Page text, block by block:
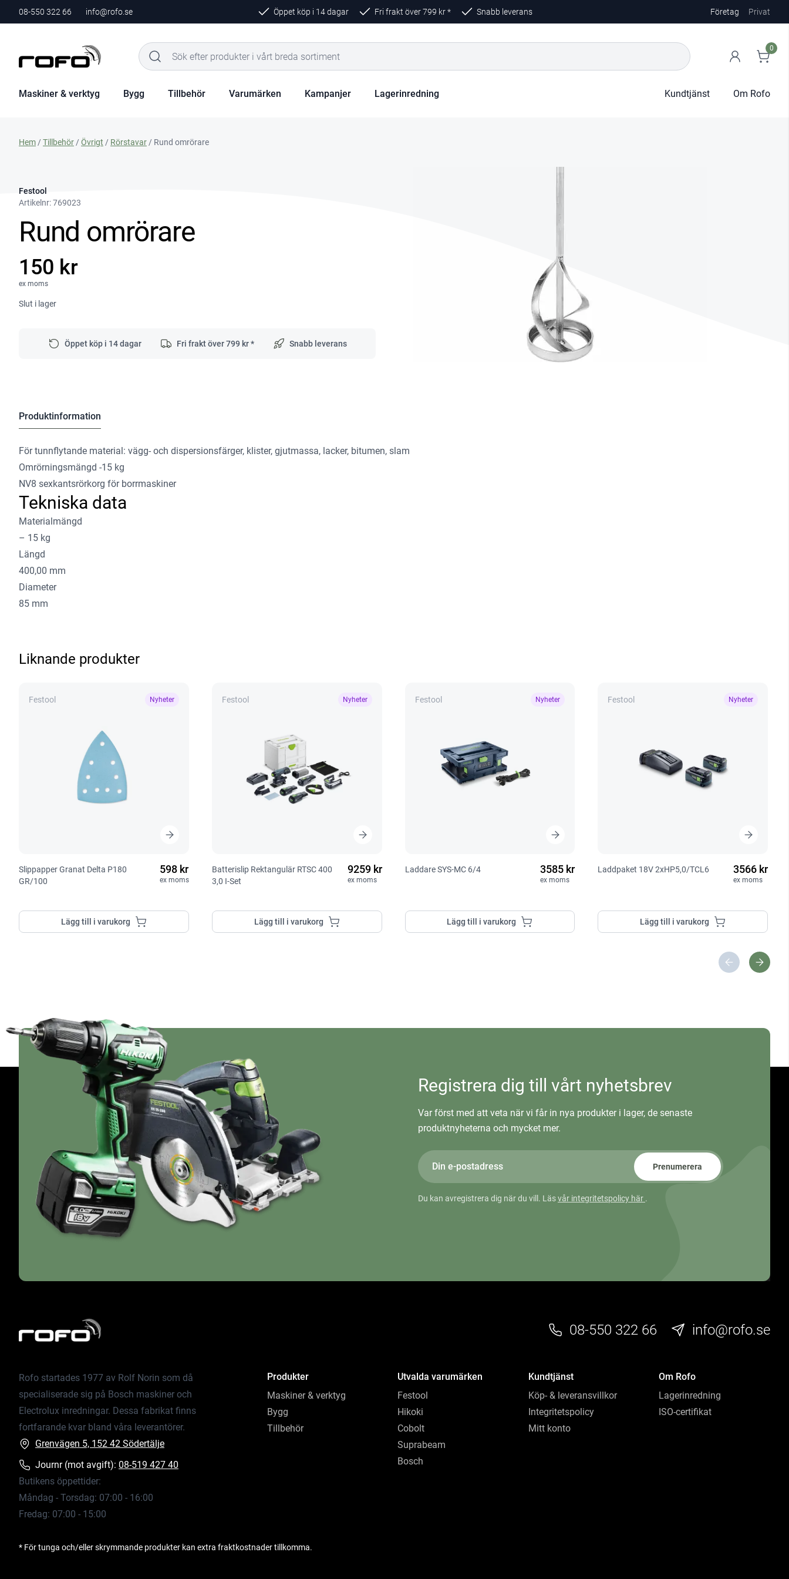
08-550 322 66 info@rofo.se Öppet köp i 14 dagar Fri frakt över799 kr * Snabb leverans Företag Privat
0
Maskiner & verktyg Bygg Tillbehör Varumärken Kampanjer Lagerinredning Kundtjänst Om Rofo
Hem /Tillbehör /Övrigt / Rörstavar / Rund omrörare
Festool
Artikelnr:769023
Rund omrörare
150 kr
ex moms
Slut i lager
Öppet köp i 14 dagar Fri frakt över799 kr * Snabb leverans
Produktinformation
För tunnflytande material: vägg- och dispersionsfärger, klister, gjutmassa, lacker, bitumen, slam
Omrörningsmängd -15 kg
NV8 sexkantsrörkorg för borrmaskiner
Tekniska data
Materialmängd
– 15 kg
Längd
400,00 mm
Diameter
85 mm
Liknande produkter
Festool Nyheter
Slippapper Granat Delta P180
GR/100
598 kr
ex moms
Lägg till i varukorg
Festool Nyheter
Batterislip Rektangulär RTSC 400
3,0 I-Set
9259 kr
ex moms
Lägg till i varukorg
Festool Nyheter
Laddare SYS-MC 6/4 3585 kr
ex moms
Lägg till i varukorg
Festool Nyheter
Laddpaket 18V 2xHP5,0/TCL6 3566 kr
ex moms
Lägg till i varukorg
Registrera dig till vårt nyhetsbrev
Var först med att veta när vi får in nya produkter i lager, de senaste
produktnyheterna och mycket mer.
Prenumerera
Du kan avregistrera dig när du vill. Läsvår integritetspolicy här .
08-550 322 66 info@rofo.se
Rofo startades 1977 av Rolf Norin som då
specialiserade sig på Bosch maskiner och
Electrolux inredningar. Dessa fabrikat finns
fortfarande kvar bland våra leverantörer.
Grenvägen 5, 152 42 Södertälje
Journr (mot avgift): 08-519 427 40
Butikens öppettider:
Måndag - Torsdag: 07:00 - 16:00
Fredag: 07:00 - 15:00
Produkter
Maskiner & verktyg
Bygg
Tillbehör
Utvalda varumärken
Festool
Hikoki
Cobolt
Suprabeam
Bosch
Kundtjänst
Köp- & leveransvillkor
Integritetspolicy
Mitt konto
Om Rofo
Lagerinredning
ISO-certifikat
* För tunga och/eller skrymmande produkter kan extra fraktkostnader tillkomma.